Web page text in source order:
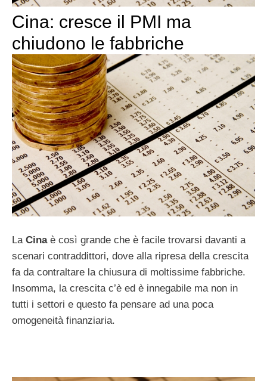
Cina: cresce il PMI ma
chiudono le fabbriche
La Cinaè così grande che è facile trovarsi davanti a
scenari contraddittori, dove alla ripresa della crescita
fa da contraltare la chiusura di moltissime fabbriche.
Insomma, la crescita c’è ed è innegabile ma non in
tutti i settori e questo fa pensare ad una poca
omogeneità finanziaria.